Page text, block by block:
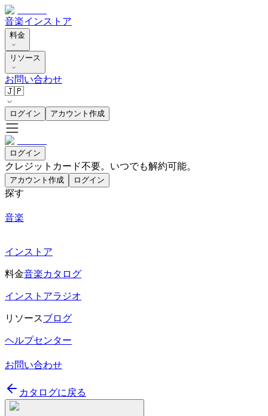
音楽インストア
料金
リソース
お問い合わせ
🇯🇵
ログイン アカウント作成
ログイン
クレジットカード不要。いつでも解約可能。
アカウント作成 ログイン
探す
音楽
インストア
料金音楽カタログ
インストアラジオ
リソースブログ
ヘルプセンター
お問い合わせ
カタログに戻る